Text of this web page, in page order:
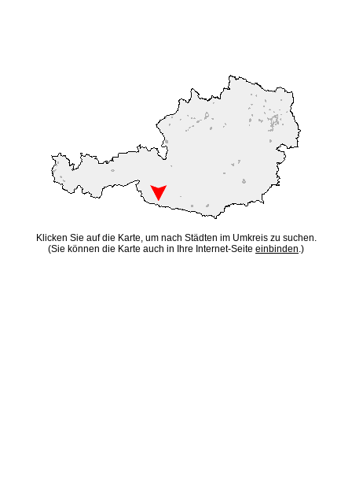
Klicken Sie auf die Karte, um nach Städten im Umkreis zu suchen.
(Sie können die Karte auch in Ihre Internet-Seite einbinden.)